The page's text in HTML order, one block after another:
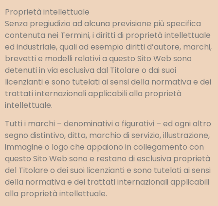
Proprietà intellettuale
Senza pregiudizio ad alcuna previsione più specifica
contenuta nei Termini, i diritti di proprietà intellettuale
ed industriale, quali ad esempio diritti d’autore, marchi,
brevetti e modelli relativi a questo Sito Web sono
detenuti in via esclusiva dal Titolare o dai suoi
licenzianti e sono tutelati ai sensi della normativa e dei
trattati internazionali applicabili alla proprietà
intellettuale.
Tutti i marchi – denominativi o figurativi – ed ogni altro
segno distintivo, ditta, marchio di servizio, illustrazione,
immagine o logo che appaiono in collegamento con
questo Sito Web sono e restano di esclusiva proprietà
del Titolare o dei suoi licenzianti e sono tutelati ai sensi
della normativa e dei trattati internazionali applicabili
alla proprietà intellettuale.